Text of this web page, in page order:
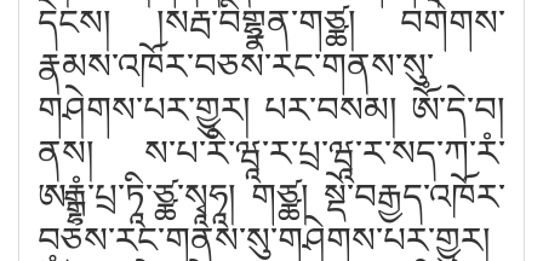
དེངས། །སརྦ་བིགྷྣན་གཙྪ། བགེགས་
རྣམས་འཁོར་བཅས་རང་གནས་སུ་
གཤེགས་པར་གྱུར། པར་བསམ། ཨོཾ་དེ་བ།
ནས། ས་པ་རི་ཝཱ་ར་པྲ་ཝཱ་ར་སད་ཀ་རཾ་
ཨརྒྷཾ་པྲ་ཏཱི་ཙྪ་སྭཱཧཱ། གཙྪ། སྡེ་བརྒྱད་འཁོར་
བཅས་རང་གནས་སུ་གཤེགས་པར་གྱུར།